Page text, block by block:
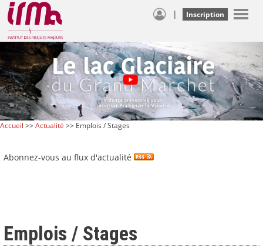
| Inscription
Accueil >>Actualité >> Emplois / Stages
Abonnez-vous au flux d'actualité
Emplois / Stages